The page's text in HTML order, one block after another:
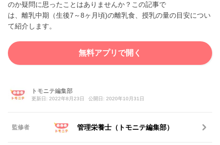
のか疑問に思ったことはありませんか？この記事で
は、離乳中期（生後7～8ヶ月頃)の離乳食、授乳の量の目安につい
て紹介します。
無料アプリで開く
トモニテ編集部
更新日: 2022年8月23日 公開日: 2020年10月31日
監修者 管理栄養士（トモニテ編集部）